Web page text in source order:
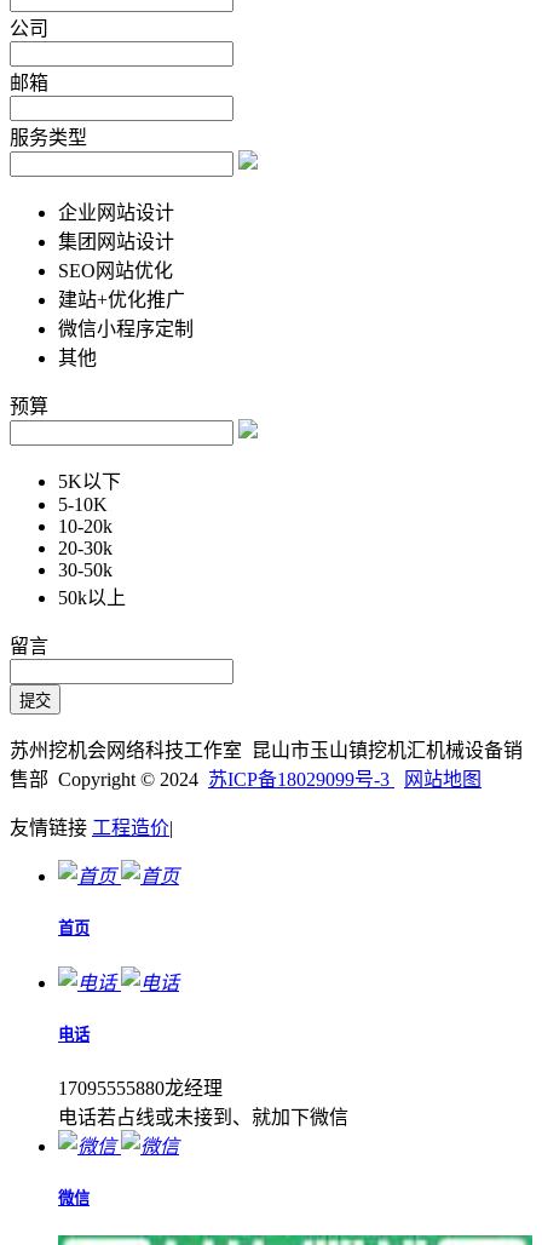
公司
邮箱
服务类型
企业网站设计
集团网站设计
SEO网站优化
建站+优化推广
微信小程序定制
其他
预算
5K以下
5-10K
10-20k
20-30k
30-50k
50k以上
留言
苏州挖机会网络科技工作室 昆山市玉山镇挖机汇机械设备销
售部 Copyright © 2024 苏ICP备18029099号-3 网站地图
友情链接 工程造价|
首页
电话
17095555880龙经理
电话若占线或未接到、就加下微信
微信